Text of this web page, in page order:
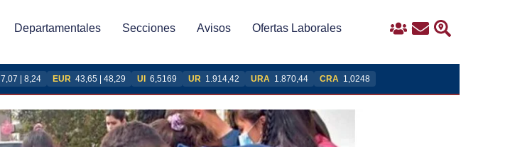
Departamentales Secciones Avisos Ofertas Laborales IngresoContacto
Buscar
7,07 | 8,24 EUR 43,65 | 48,29 UI 6,5169 UR 1.914,42 URA 1.870,44 CRA 1,0248